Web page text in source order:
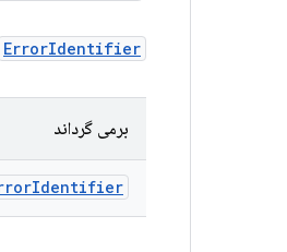
ErrorIdentifier
برمی گرداند
Identifier